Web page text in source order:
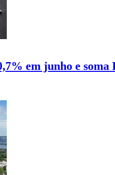
em junho e soma